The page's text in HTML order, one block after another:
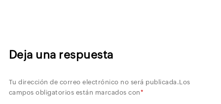
Deja una respuesta
Tu dirección de correo electrónico no será publicada.Los
campos obligatorios están marcados con*